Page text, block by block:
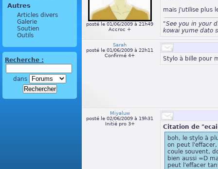
Autres
Articles divers
Galerie
Soutien
Outils
Recherche :
dans
posté le 01/06/2009 à 21h49
Accroc +
mais j'utilise plus
"See you in your
kowai yume dato
Sarah
posté le 01/06/2009 à 22h11
Confirmé 4+
Stylo à bille pour
Miyaluw
posté le 02/06/2009 à 19h31
Initié pro 3+
Citation de
boh, le stylo à
on peut
coule souvent,
bien aussi =D
peut l'effacer